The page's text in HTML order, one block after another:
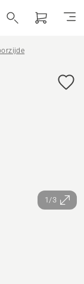
1/3